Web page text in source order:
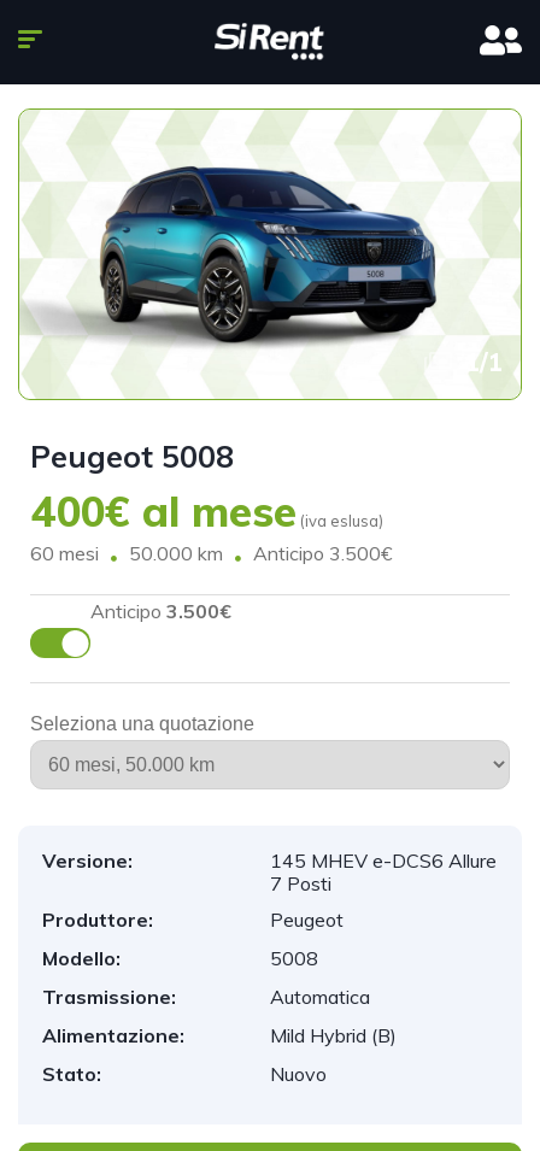
Peugeot 5008
400€ al mese (iva eslusa)
60 mesi 50.000 km Anticipo 3.500€
Anticipo 3.500€
Seleziona una quotazione
Versione:
145 MHEV e-DCS6 Allure
7 Posti
Produttore:
Peugeot
Modello:
5008
Trasmissione:
Automatica
Alimentazione:
Mild Hybrid (B)
Stato:
Nuovo
1/1